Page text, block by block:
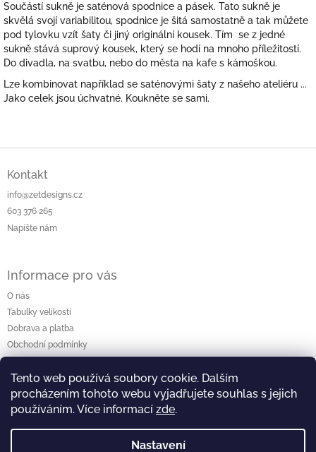
Tento web používá soubory cookie. Dalším
procházením tohoto webu vyjadřujete souhlas s jejich
používáním. Více informací zde.
Nastavení
Součástí sukně je saténová spodnice a pásek. Tato sukně je
skvělá svojí variabilitou, spodnice je šitá samostatně a tak můžete
pod tylovku vzít šaty či jiný originální kousek. Tím se z jedné
sukně stává suprový kousek, který se hodí na mnoho příležitostí.
Do divadla, na svatbu, nebo do města na kafe s kámoškou.
Lze kombinovat například se saténovými šaty z našeho ateliéru ...
Jako celek jsou úchvatné. Koukněte se sami.
Kontakt
info@zetdesigns.cz
603 376 265
Napište nám
Informace pro vás
O nás
Tabulky velikostí
Dobrava a platba
Obchodní podmínky
Podmínky ochrany osobních údajů
Reklamace